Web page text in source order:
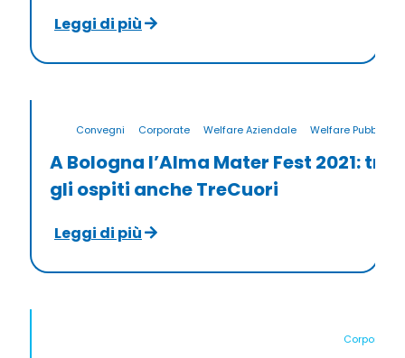
Leggi di più
Convegni Corporate Welfare Aziendale Welfare Pubblico
A Bologna l’Alma Mater Fest 2021: tra
gli ospiti anche TreCuori
Leggi di più
Corporate